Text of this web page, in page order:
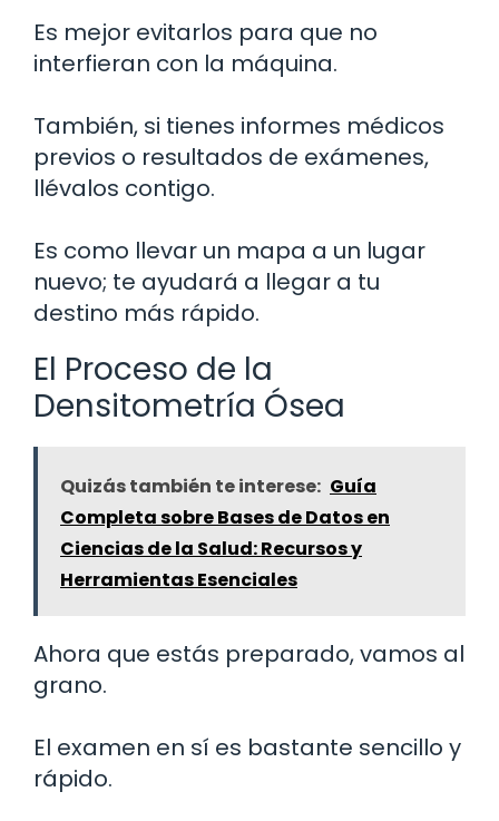
Es mejor evitarlos para que no
interfieran con la máquina.
También, si tienes informes médicos
previos o resultados de exámenes,
llévalos contigo.
Es como llevar un mapa a un lugar
nuevo; te ayudará a llegar a tu
destino más rápido.
El Proceso de la
Densitometría Ósea
Quizás también te interese: Guía
Completa sobre Bases de Datos en
Ciencias de la Salud: Recursos y
Herramientas Esenciales
Ahora que estás preparado, vamos al
grano.
El examen en sí es bastante sencillo y
rápido.